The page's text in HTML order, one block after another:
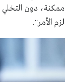
ممكنة، دون التخلي
لزم الأمر".